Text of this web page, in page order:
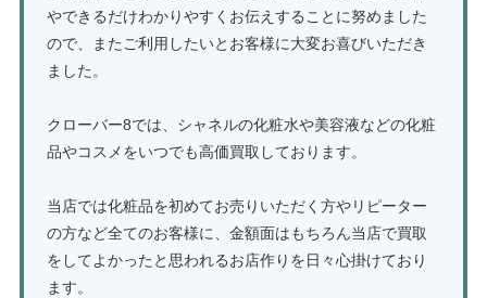
やできるだけわかりやすくお伝えすることに努めました
ので、またご利用したいとお客様に大変お喜びいただき
ました。
クローバー8では、シャネルの化粧水や美容液などの化粧
品やコスメをいつでも高価買取しております。
当店では化粧品を初めてお売りいただく方やリピーター
の方など全てのお客様に、金額面はもちろん当店で買取
をしてよかったと思われるお店作りを日々心掛けており
ます。